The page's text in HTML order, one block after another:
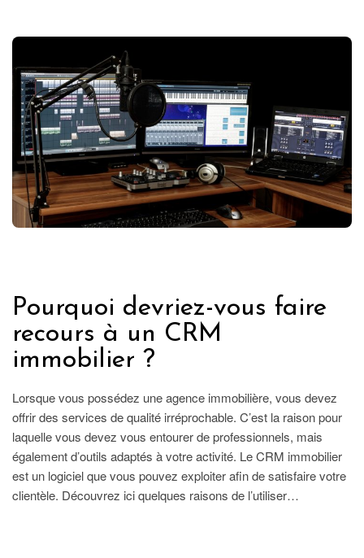
Pourquoi devriez-vous faire
recours à un CRM
immobilier ?
Lorsque vous possédez une agence immobilière, vous devez
offrir des services de qualité irréprochable. C’est la raison pour
laquelle vous devez vous entourer de professionnels, mais
également d’outils adaptés à votre activité. Le CRM immobilier
est un logiciel que vous pouvez exploiter afin de satisfaire votre
clientèle. Découvrez ici quelques raisons de l’utiliser…